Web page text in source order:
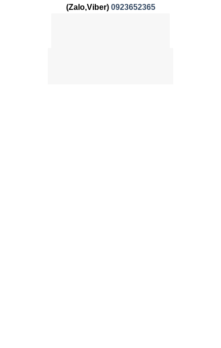
(Zalo,Viber) 0923652365